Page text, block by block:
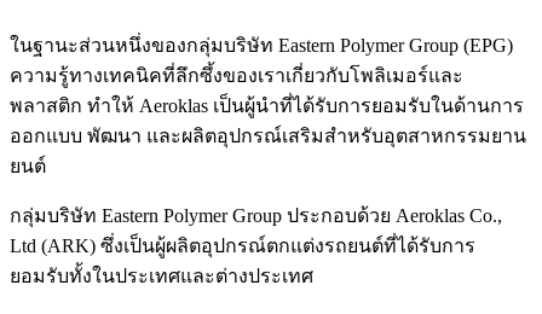
ในฐานะส่วนหนึ่งของกลุ่มบริษัท Eastern Polymer Group (EPG)
ความรู้ทางเทคนิคที่ลึกซึ้งของเราเกี่ยวกับโพลิเมอร์และ
พลาสติก ทำให้ Aeroklas เป็นผู้นำที่ได้รับการยอมรับในด้านการ
ออกแบบ พัฒนา และผลิตอุปกรณ์เสริมสำหรับอุตสาหกรรมยาน
ยนต์
กลุ่มบริษัท Eastern Polymer Group ประกอบด้วย Aeroklas Co.,
Ltd (ARK) ซึ่งเป็นผู้ผลิตอุปกรณ์ตกแต่งรถยนต์ที่ได้รับการ
ยอมรับทั้งในประเทศและต่างประเทศ